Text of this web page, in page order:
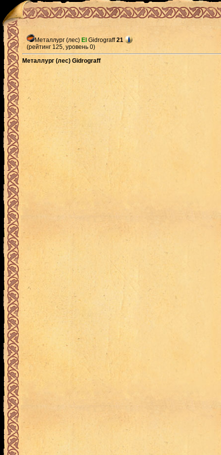
Металлург (лес) El Gidrograff21
(рейтинг 125, уровень 0)
Металлург (лес) Gidrograff